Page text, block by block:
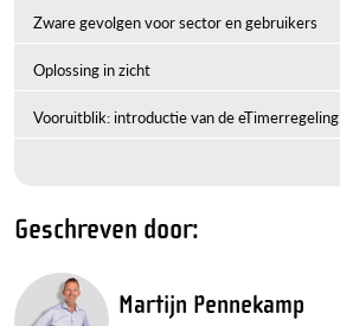
Zware gevolgen voor sector en gebruikers
Oplossing in zicht
Vooruitblik: introductie van de eTimerregeling
Geschreven door:
Martijn Pennekamp